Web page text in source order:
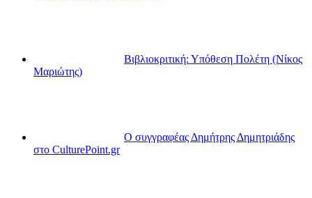
Βιβλιοκριτική: Υπόθεση Πολέτη (Νίκος
Μαριώτης)
Ο συγγραφέας Δημήτρης Δημητριάδης
στο CulturePoint.gr